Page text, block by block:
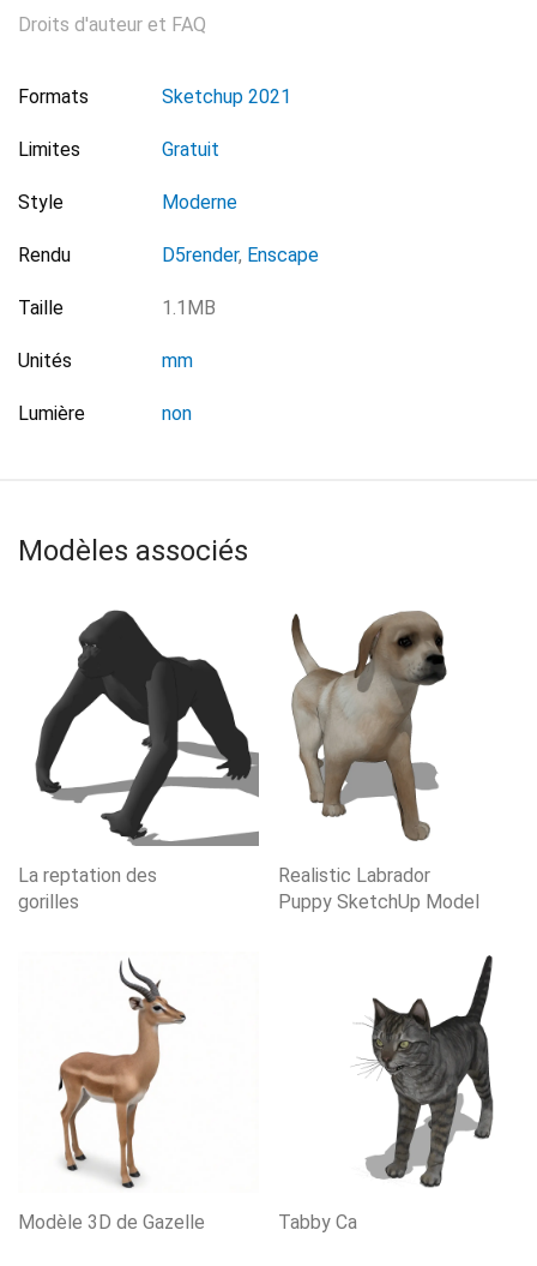
Droits d'auteur et FAQ
Formats Sketchup 2021
Limites Gratuit
Style Moderne
Rendu D5render, Enscape
Taille 1.1MB
Unités mm
Lumière non
Modèles associés
La reptation des
gorilles
Realistic Labrador
Puppy SketchUp Model
Modèle 3D de Gazelle Tabby Ca